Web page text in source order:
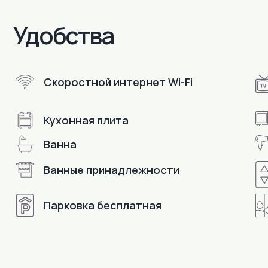
Скоростной интернет Wi-Fi
Кухонная плита
Ванна
Ванные принадлежности
Парковка бесплатная
В пешей доступности